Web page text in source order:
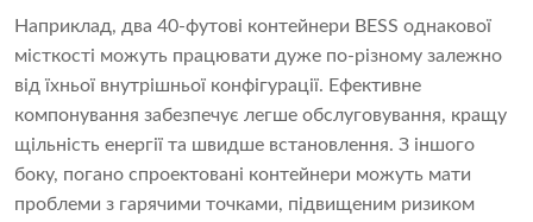
Наприклад, два 40-футові контейнери BESS однакової
місткості можуть працювати дуже по-різному залежно
від їхньої внутрішньої конфігурації. Ефективне
компонування забезпечує легше обслуговування, кращу
щільність енергії та швидше встановлення. З іншого
боку, погано спроектовані контейнери можуть мати
проблеми з гарячими точками, підвищеним ризиком